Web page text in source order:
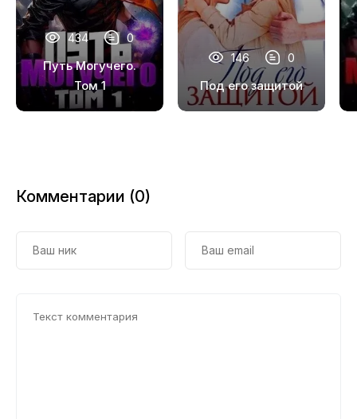
17
18
19
20
434 0
Путь Могучего.
Том 1
146 0
Под его защитой
Комментарии (0)